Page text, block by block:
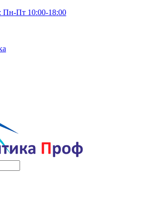
Пн-Пт 10:00-18:00